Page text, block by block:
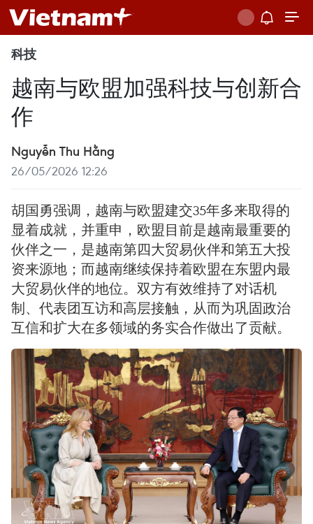
科技
越南与欧盟加强科技与创新合
作
Nguyễn Thu Hằng
26/05/2026 12:26
胡国勇强调，越南与欧盟建交35年多来取得的
显着成就，并重申，欧盟目前是越南最重要的
伙伴之一，是越南第四大贸易伙伴和第五大投
资来源地；而越南继续保持着欧盟在东盟内最
大贸易伙伴的地位。双方有效维持了对话机
制、代表团互访和高层接触，从而为巩固政治
互信和扩大在多领域的务实合作做出了贡献。